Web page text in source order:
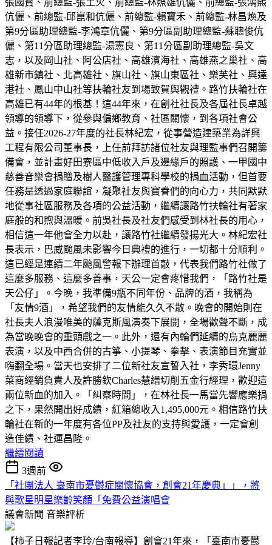
伉儷、前總監-邱崑和伉儷、前總監-賴寳禾、前總監-林昌煥及
第9分區助理總監-李鴻章伉儷、第9分區副助理總監-蘇聰俊伉
儷、第11分區助理總監-湯憲良、第11分區副助理總監-吳文
志，以及岡山社、阿公店社、高雄濱海社、高雄燕之巢社、高
雄新市鎮社、北高雄社、旗山社、旗山東區社、樂芙社、興達
港社、鳳山中山社等扶輪社友到場致賀與觀禮。路竹扶輪社在
高雄已有44年的根基！這44年來，在創社社長及各屆社長卓越
領導的領導下，從參與偏鄉教育、社區關懷，到各項社會公
益。接任2026-27年度的社長林紀宏，從事營造建築業為詳興
工程有限公司董事長，上任前拜訪諸位社友與理監事們召開籌
備會，並計畫好田寮區中低收入戶及邊緣戶的照護、一甲國中
慈善音樂會捐贈及樹人醫護管理專科學校的捐血活動，但首要
任務是透過家庭聯誼，凝聚社友與寶眷們的向心力，共同默默
地從事社區服務及各項的公益活動，繼續讓路竹扶輪社有著家
庭般的和煦與溫暖。前吳社長及社友們感受到林社長的用心，
相信這一年他會全力以赴，讓路竹社繼續發揚光大。林紀宏社
長表示，巴威颱風未影響今日典禮的進行，一切都十分順利。
這已經是連續二年颱風警報下辦理首敲，代表我們路竹社做了
這麼多服務、這麼多善事，天公一定會疼惜我們，「路竹社是
天公仔」。今晚，我準備9瓶不同年份、品牌的酒，我稱為
「友情9酒」，希望我們的友情能久久不散。晚會的開始則在
社長夫人浪漫唯美的薩克斯風演奏下展開，全場歡聲不斷，成
為當晚晚會的重頭戲之一。此外，還有內輪們延續的烏克麗麗
表演，以及中西合併的古箏、小提琴、拳擊、表演節目充實並
嗨翻全場。當天也安排了二位新社友宣誓入社，李秀環Jenny
菜商經銷負責人及許勝欽Charles慧縉切削五金行經理，歡迎這
兩位新血的加入。「糾察時間」，在林社長一馬當先響應樂捐
之下，果然開出好成績，紅箱總收入1,495,000元。相信路竹扶
輪社在新的一年度有各位PP及社友的支持與愛護，一定會創
造佳績、社運昌隆。
繼續閱讀
3週前
「社團法人 臺南市憂鬱症關懷協會，創會21年慶典」」，將
與歌星明星樂齡笑顏「免費公益演唱會
議會新聞 音樂評析
【柿子日報記者李玲/台南報導】創會21年來，「臺南市憂鬱